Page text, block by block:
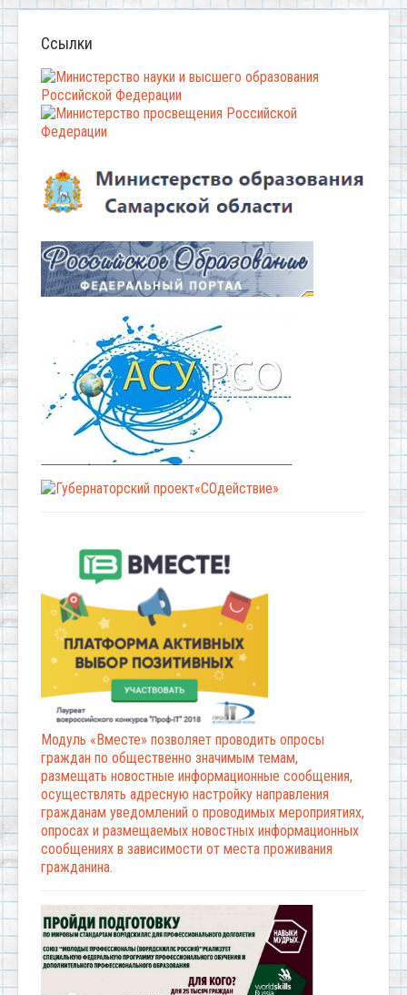
Ссылки
Модуль «Вместе» позволяет проводить опросы
граждан по общественно значимым темам,
размещать новостные информационные сообщения,
осуществлять адресную настройку направления
гражданам уведомлений о проводимых мероприятиях,
опросах и размещаемых новостных информационных
сообщениях в зависимости от места проживания
гражданина.